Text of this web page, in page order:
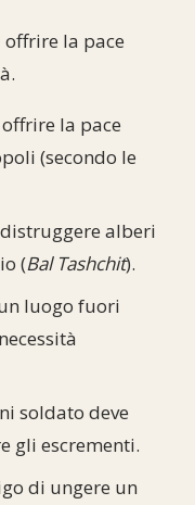
la pace
la pace
(secondo le
alberi
(Bal Tashchit).
luogo fuori
soldato deve
gli escrementi.
di ungere un